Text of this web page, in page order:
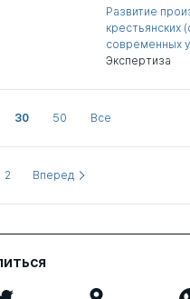
Развитие
крестьянских
современных
Экспертиза
30 50 Все
2 Вперед